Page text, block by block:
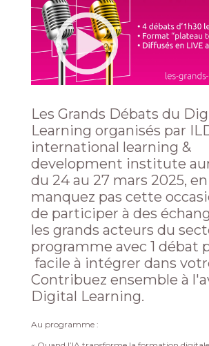
Les Grands Débats du
Learning organisés par
international learning &
development institute
du 24 au 27 mars 2025,
manquez pas cette
de participer à des
les grands acteurs du
programme avec 1 débat
facile à intégrer dans
Contribuez ensemble à
Digital Learning.
Au programme :